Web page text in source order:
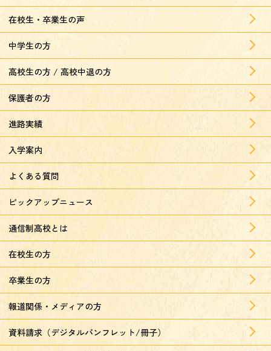
在校生・卒業生の声
中学生の方
高校生の方 / 高校中退の方
保護者の方
進路実績
入学案内
よくある質問
ピックアップニュース
通信制高校とは
在校生の方
卒業生の方
報道関係・メディアの方
資料請求（デジタルパンフレット/冊子）